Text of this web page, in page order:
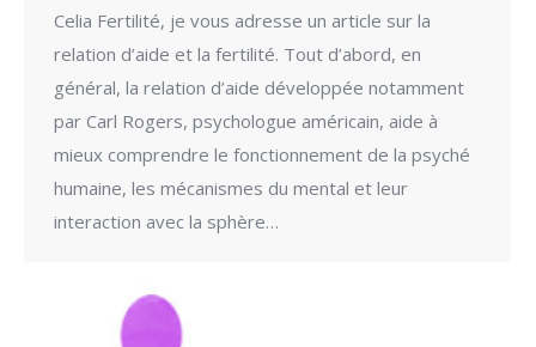
Celia Fertilité, je vous adresse un article sur la
relation d’aide et la fertilité. Tout d’abord, en
général, la relation d’aide développée notamment
par Carl Rogers, psychologue américain, aide à
mieux comprendre le fonctionnement de la psyché
humaine, les mécanismes du mental et leur
interaction avec la sphère…